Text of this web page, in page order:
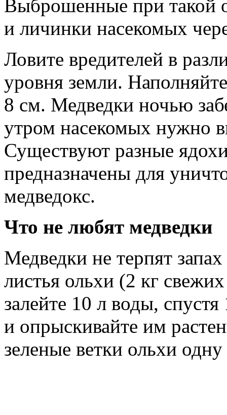
Выброшенные при такой
и личинки насекомых
Ловите вредителей в
уровня земли.
8 см. Медведки ночью
утром насекомых нужно
Существуют разные
предназначены для
медведокс.
Что не любят медведки
Медведки не терпят
листья ольхи (2 кг
залейте 10 л воды,
и опрыскивайте им
зеленые ветки ольхи